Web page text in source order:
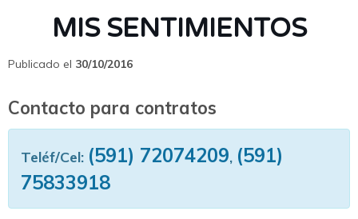
MIS SENTIMIENTOS
Publicado el 30/10/2016
Contacto para contratos
Teléf/Cel: (591) 72074209, (591)
75833918